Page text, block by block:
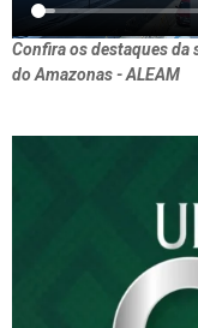
Confira os destaques da
do Amazonas - ALEAM